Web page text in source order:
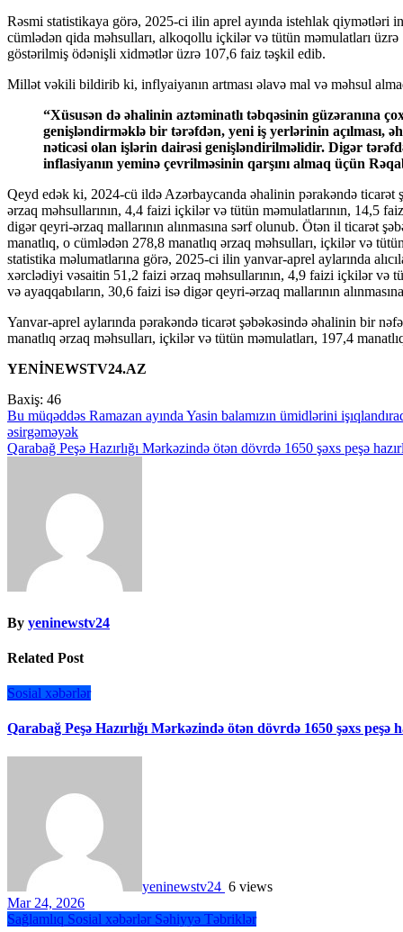
Rəsmi statistikaya görə, 2025-ci ilin aprel ayında istehlak qiymətləri
cümlədən qida məhsulları, alkoqollu içkilər və tütün məmulatları
göstərilmiş ödənişli xidmətlər üzrə 107,6 faiz təşkil edib.
Millət vəkili bildirib ki, inflyaiyanın artması əlavə mal və məhsul
“Xüsusən də əhalinin aztəminatlı təbqəsinin güzəranına çox ciddi zərbə vurur. Ona görə də islahatları
genişləndirməklə bir tərəfdən, yeni iş yerlərinin açılması,
nəticəsi olan işlərin dairəsi genişləndirilməlidir. Digər
inflasiyanın yeminə çevrilməsinin qarşını almaq üçün
Qeyd edək ki, 2024-cü ildə Azərbaycanda əhalinin pərakəndə ticarət
ərzaq məhsullarının, 4,4 faizi içkilər və tütün məmulatlarının, 14,5
digər qeyri-ərzaq mallarının alınmasına sərf olunub. Ötən il ticarət
manatlıq, o cümlədən 278,8 manatlıq ərzaq məhsulları, içkilər və
statistika məlumatlarına görə, 2025-ci ilin yanvar-aprel aylarında
xərclədiyi vəsaitin 51,2 faizi ərzaq məhsullarının, 4,9 faizi içkilər və
və ayaqqabıların, 30,6 faizi isə digər qeyri-ərzaq mallarının
Yanvar-aprel aylarında pərakəndə ticarət şəbəkəsində əhalinin bir
manatlıq ərzaq məhsulları, içkilər və tütün məmulatları, 197,4
YENİNEWSTV24.AZ
Baxiş: 46
Yazı
naviqasiyası
Bu müqəddəs Ramazan ayında Yasin balamızın ümidlərini
əsirgəməyək
Qarabağ Peşə Hazırlığı Mərkəzində ötən dövrdə 1650 şəxs peşə
By yeninewstv24
Related Post
Sosial xəbərlər
Qarabağ Peşə Hazırlığı Mərkəzində ötən dövrdə 1650 şəxs peşə
yeninewstv24 6 views
Mar 24, 2026
Sağlamlıq Sosial xəbərlər Səhiyyə Təbriklər